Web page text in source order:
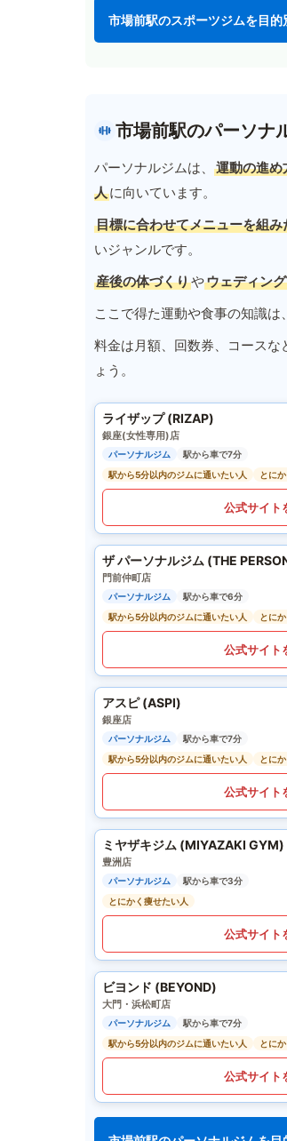
市場前駅のスポーツジムを目的
市場前駅のパーソナ
パーソナルジムは、 運動の進め
人に向いています。
目標に合わせてメニューを組み
いジャンルです。
産後の体づくりやウェディン
ここで得た運動や食事の知識は
料金は月額、回数券、コース
ょう。
ライザップ (RIZAP)
銀座(女性専用)店
パーソナルジム
駅から車で7分
駅から5分以内のジムに通いたい人
とに
公式サイト
ザ パーソナルジム (THE
門前仲町店
パーソナルジム
駅から車で6分
駅から5分以内のジムに通いたい人
とに
公式サイト
アスピ (ASPI)
銀座店
パーソナルジム
駅から車で7分
駅から5分以内のジムに通いたい人
とに
公式サイト
ミヤザキジム (MIYAZAKI GYM)
豊洲店
パーソナルジム
駅から車で3分
とにかく痩せたい人
公式サイト
ビヨンド (BEYOND)
大門・浜松町店
パーソナルジム
駅から車で7分
駅から5分以内のジムに通いたい人
とに
公式サイト